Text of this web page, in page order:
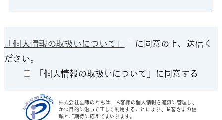
「個人情報の取扱いについて」
に同意の上、送信く
ださい。
「個人情報の取扱いについて」に同意する
株式会社医師のともは、お客様の個人情報を適切に管理し、
かつ目的に沿って正しく利用することにより、お客さまの信
頼とご期待に応えてまいります。